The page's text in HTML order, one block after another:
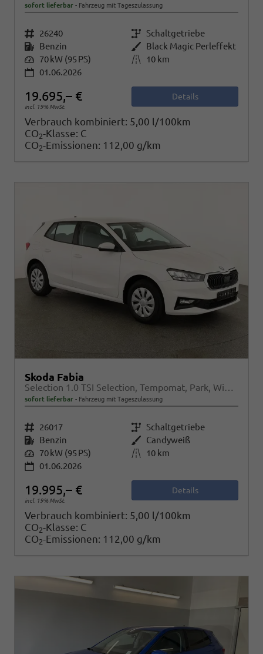
sofort lieferbar Fahrzeug mit Tageszulassung
Fahrzeugnr. 26240 Getriebe Schaltgetriebe
Kraftstoff Benzin Außenfarbe Black Magic Perleffekt
Leistung 70 kW (95 PS) Kilometerstand
10 km
01.06.2026
19.695,– €
incl. 19% MwSt.
Details
Verbrauch kombiniert: 5,00 l/100km
CO2-Klasse: C
CO2-Emissionen: 112,00 g/km
Skoda Fabia
Selection 1.0 TSI Selection, Tempomat, Park, Winterpaket, SmartLink, 4 J.-Garantie
sofort lieferbar Fahrzeug mit Tageszulassung
Fahrzeugnr. 26017 Getriebe Schaltgetriebe
Kraftstoff Benzin Außenfarbe Candyweiß
Leistung 70 kW (95 PS) Kilometerstand
10 km
01.06.2026
19.995,– €
incl. 19% MwSt.
Details
Verbrauch kombiniert: 5,00 l/100km
CO2-Klasse: C
CO2-Emissionen: 112,00 g/km